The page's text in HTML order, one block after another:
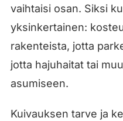
vaihtaisi osan. Siksi
yksinkertainen:
rakenteista, jotta
jotta hajuhaitat tai
asumiseen.
Kuivauksen tarve ja